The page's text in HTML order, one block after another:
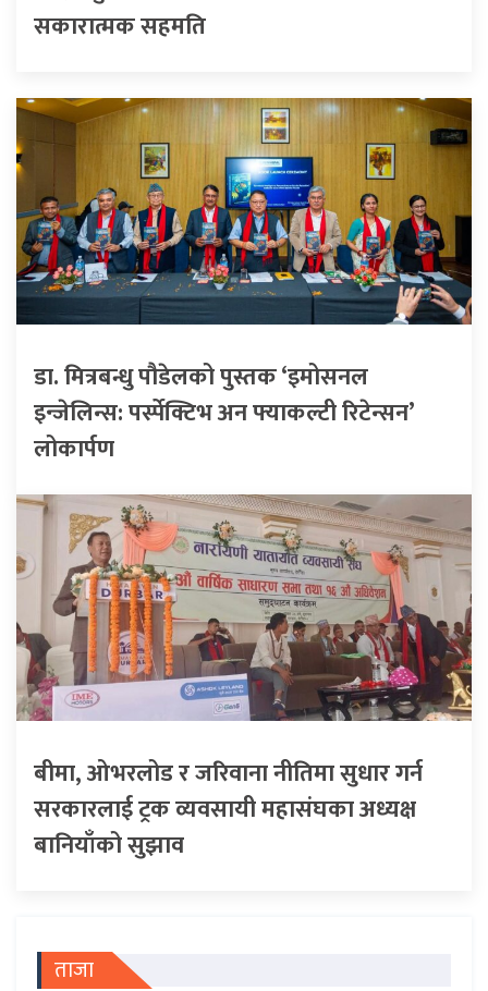
सकारात्मक सहमति
डा. मित्रबन्धु पौडेलको पुस्तक ‘इमोसनल
इन्जेलिन्स: पर्स्पेक्टिभ अन फ्याकल्टी रिटेन्सन’
लोकार्पण
बीमा, ओभरलोड र जरिवाना नीतिमा सुधार गर्न
सरकारलाई ट्रक व्यवसायी महासंघका अध्यक्ष
बानियाँको सुझाव
ताजा